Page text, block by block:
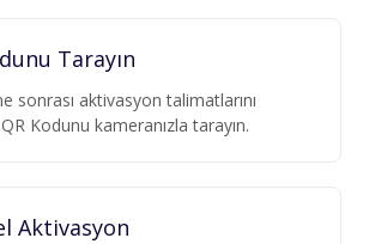
Tarayın
sonrası aktivasyon talimatlarını
Kodunu kameranızla tarayın.
Aktivasyon